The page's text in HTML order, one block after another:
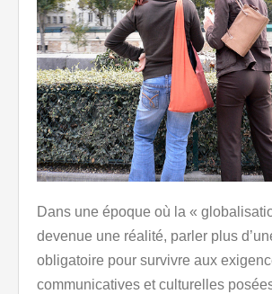
Dans une époque où la «
devenue une réalité, parler plus
obligatoire pour survivre aux
communicatives et culturelles